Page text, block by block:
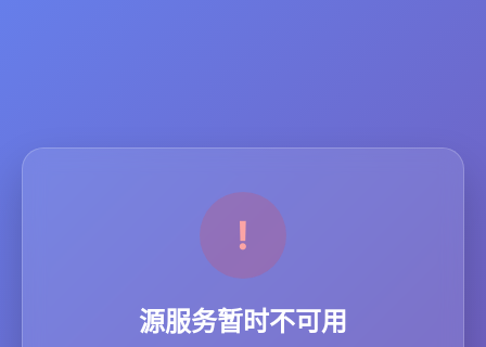
源服务暂时不可用